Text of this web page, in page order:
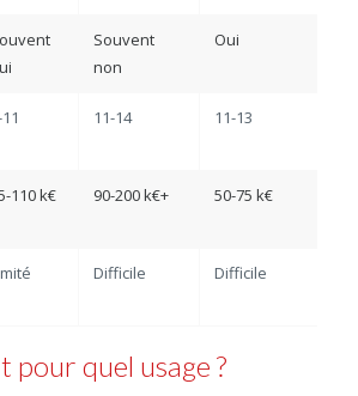
Souvent
non
Oui
11-14 11-13
110 k€ 90-200 k€+ 50-75 k€
Difficile Difficile
pour quel usage ?